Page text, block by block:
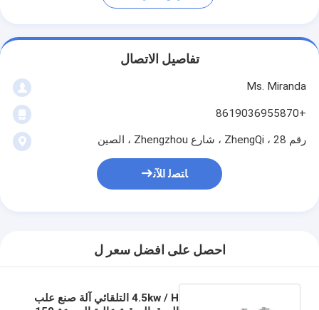
تفاصيل الاتصال
Ms. Miranda
+8619036955870
رقم 28 ، ZhengQi ، شارع Zhengzhou ، الصين
ﺎﺘﺼﻟ ﺍﻶﻧ
احصل على افضل سعر ل
4.5kw / H التلقائي آلة صنع علب